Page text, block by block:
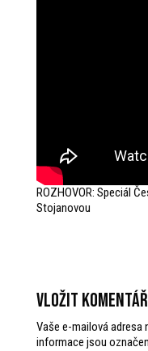
ROZHOVOR: Speciál
Stojanovou
Vložit komentář
Vaše e-mailová adresa
informace jsou